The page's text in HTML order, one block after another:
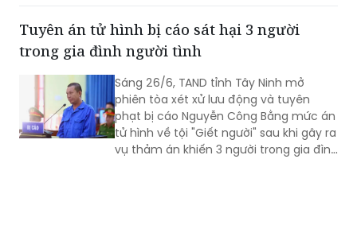
Tuyên án tử hình bị cáo sát hại 3 người
trong gia đình người tình
Sáng 26/6, TAND tỉnh Tây Ninh mở
phiên tòa xét xử lưu động và tuyên
phạt bị cáo Nguyễn Công Bằng mức án
tử hình về tội "Giết người" sau khi gây ra
vụ thảm án khiến 3 người trong gia đình